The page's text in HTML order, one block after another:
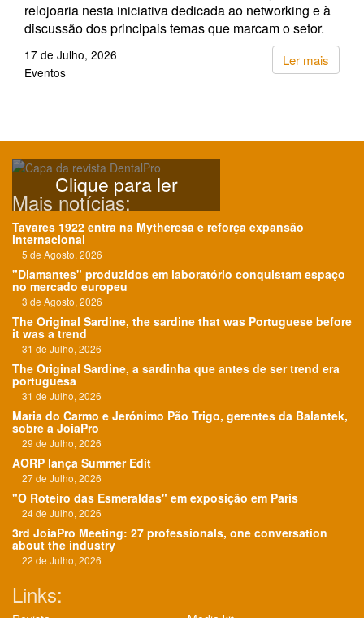
relojoaria nesta iniciativa dedicada ao networking e à
discussão dos principais temas que marcam o setor.
Ler mais
17 de Julho, 2026
Eventos
Clique para ler
Mais notícias:
Tavares 1922 entra na Mytheresa e reforça expansão
internacional
5 de Agosto, 2026
"Diamantes" produzidos em laboratório conquistam espaço
no mercado europeu
3 de Agosto, 2026
The Original Sardine, the sardine that was Portuguese before
it was a trend
31 de Julho, 2026
The Original Sardine, a sardinha que antes de ser trend era
portuguesa
31 de Julho, 2026
Maria do Carmo e Jerónimo Pão Trigo, gerentes da Balantek,
sobre a JoiaPro
29 de Julho, 2026
AORP lança Summer Edit
27 de Julho, 2026
"O Roteiro das Esmeraldas" em exposição em Paris
24 de Julho, 2026
3rd JoiaPro Meeting: 27 professionals, one conversation
about the industry
22 de Julho, 2026
Links: